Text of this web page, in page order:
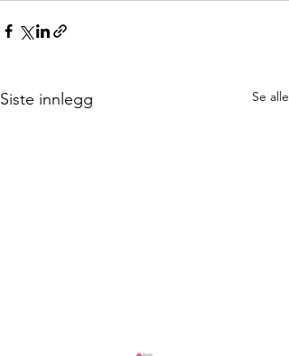
Siste innlegg Se alle